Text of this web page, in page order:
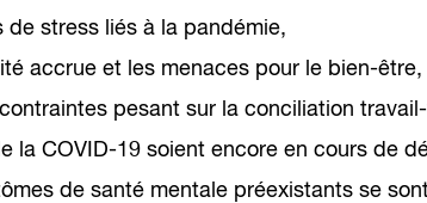
stress liés à la pandémie,
accrue et les menaces pour le bien-
pesant sur la conciliation
la COVID-19 soient encore en cours de
de santé mentale préexistants se